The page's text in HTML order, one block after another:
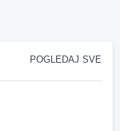
POGLEDAJ SVE